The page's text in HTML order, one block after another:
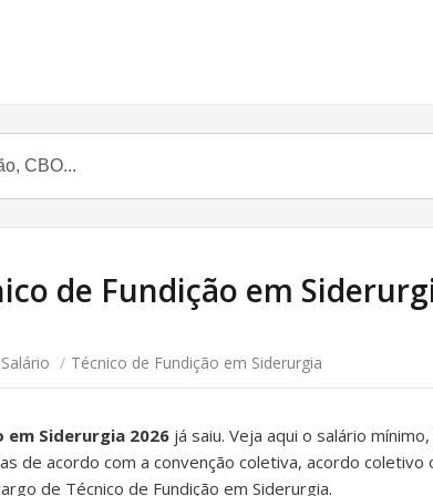
de Fundição em
Salário / Técnico de Fundição em Siderurgia
em Siderurgia 2026 já saiu. Veja aqui o salário
de acordo com a convenção coletiva, acordo
de Técnico de Fundição em Siderurgia.